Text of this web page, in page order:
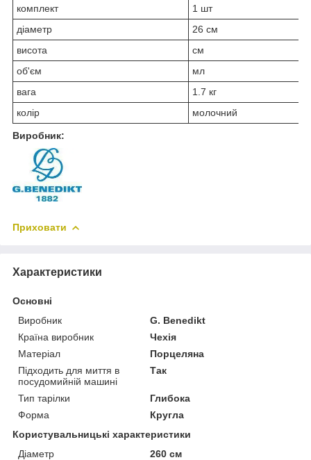
комплект
1 шт
діаметр
26 см
висота
см
об'єм
мл
вага
1.7 кг
колір
молочний
Виробник:
Приховати
Характеристики
Основні
Виробник
G. Benedikt
Країна виробник
Чехія
Матеріал
Порцеляна
Підходить для миття в
посудомийній машині
Так
Тип тарілки
Глибока
Форма
Кругла
Користувальницькі характеристики
Діаметр
260 см